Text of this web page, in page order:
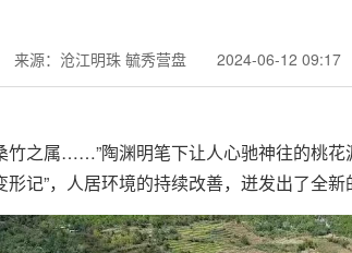
来源：沧江明珠 毓秀营盘 2024-06-12 09:17
竹之属……”陶渊明笔下让人心驰神往的桃
记”，人居环境的持续改善，迸发出了全新